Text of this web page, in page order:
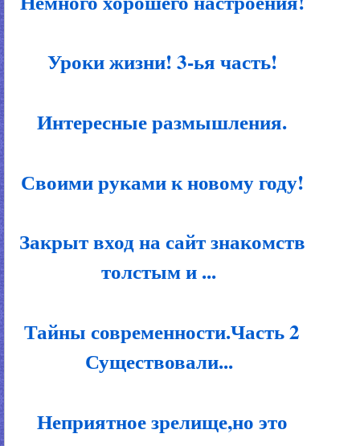
Уроки жизни! 3-ья часть!
Интересные размышления.
Своими руками к новому году!
Закрыт вход на сайт знакомств
толстым и ...
Тайны современности.Часть 2
Существовали...
Неприятное зрелище,но это